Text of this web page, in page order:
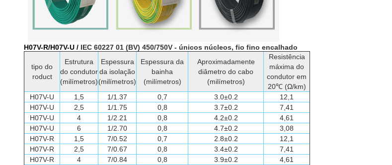
H07V-R/H07V-U / IEC 60227 01 (BV) 450/750V - únicos núcleos, fio fino encalhado
tipo do
roduct
Estrutura
do condutor
(milímetros)
Espessura
da isolação
(milímetros)
Espessura da
bainha
(milímetros)
Aproximadamente
diâmetro do cabo
(milímetros)
Resistência
máxima do
condutor em
20℃ (Ω/km)
H07V-U
1,5 1/1.37 0,7 3.0±0.2
12,1
H07V-U
2,5 1/1.75 0,8 3.7±0.2
7,41
H07V-U
4 1/2.21 0,8 4.2±0.2
4,61
H07V-U
6 1/2.70 0,8 4.7±0.2
3,08
H07V-R
1,5 7/0.52 0,7 2.8±0.2
12,1
H07V-R
2,5 7/0.67 0,8 3.4±0.2
7,41
H07V-R
4 7/0.84 0,8 3.9±0.2
4,61